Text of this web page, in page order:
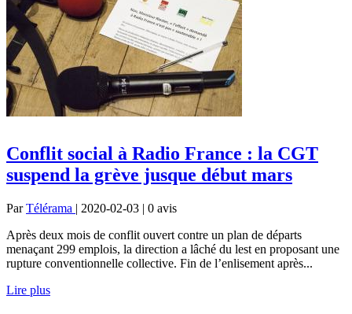
Conflit social à Radio France : la CGT
suspend la grève jusque début mars
ParTélérama | 2020-02-03 | 0 avis
Après deux mois de conflit ouvert contre un plan de départs
menaçant 299 emplois, la direction a lâché du lest en proposant une
rupture conventionnelle collective. Fin de l’enlisement après...
Lire plus